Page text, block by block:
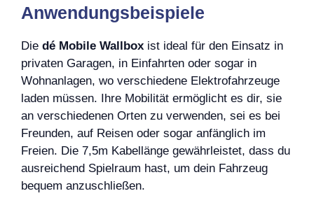
Anwendungsbeispiele
Die dé Mobile Wallbox ist ideal für den Einsatz in
privaten Garagen, in Einfahrten oder sogar in
Wohnanlagen, wo verschiedene Elektrofahrzeuge
laden müssen. Ihre Mobilität ermöglicht es dir, sie
an verschiedenen Orten zu verwenden, sei es bei
Freunden, auf Reisen oder sogar anfänglich im
Freien. Die 7,5m Kabellänge gewährleistet, dass du
ausreichend Spielraum hast, um dein Fahrzeug
bequem anzuschließen.